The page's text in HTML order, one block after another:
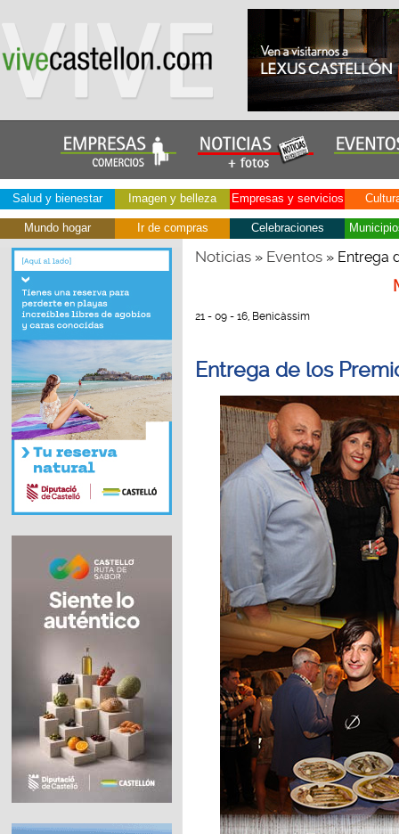
Salud y bienestar Imagen y belleza Empresas y servicios
Mundo hogar Ir de compras Celebraciones
Noticias» Eventos» Entrega
21 - 09 - 16, Benicàssim
Entrega de los